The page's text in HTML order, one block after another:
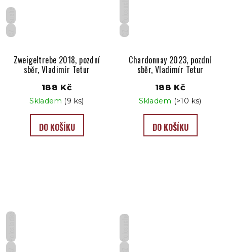
CZ
Suché
Zweigeltrebe 2018, pozdní
sběr, Vladimír Tetur
188 Kč
Skladem (9 ks)
DO KOŠÍKU
CZ
Chardonnay 2023, pozdní
sběr, Vladimír Tetur
188 Kč
Skladem (>10 ks)
DO KOŠÍKU